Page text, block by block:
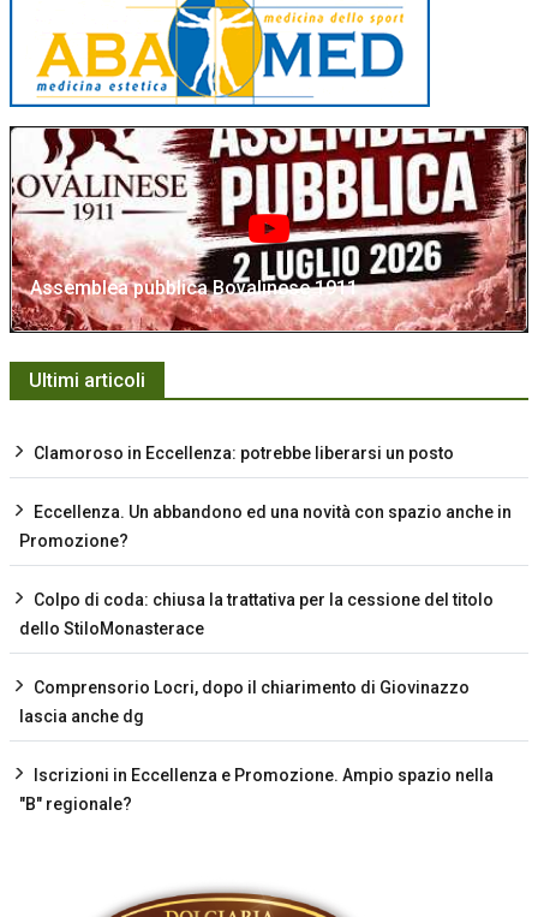
Assemblea pubblica Bovalinese 1911
Ultimi articoli
Clamoroso in Eccellenza: potrebbe liberarsi un posto
Eccellenza. Un abbandono ed una novità con spazio anche in
Promozione?
Colpo di coda: chiusa la trattativa per la cessione del titolo
dello StiloMonasterace
Comprensorio Locri, dopo il chiarimento di Giovinazzo
lascia anche dg
Iscrizioni in Eccellenza e Promozione. Ampio spazio nella
"B" regionale?